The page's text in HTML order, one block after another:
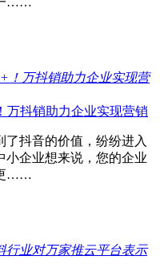
万抖销助力企业实现营销
抖音的价值，纷纷进入
小企业想来说，您的企业
……